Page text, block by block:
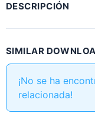
DESCRIPCIÓN
SIMILAR
¡No se ha
relacionada!